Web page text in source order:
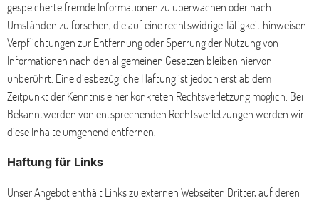
gespeicherte fremde Informationen zu überwachen oder nach
Umständen zu forschen, die auf eine rechtswidrige Tätigkeit hinweisen.
Verpflichtungen zur Entfernung oder Sperrung der Nutzung von
Informationen nach den allgemeinen Gesetzen bleiben hiervon
unberührt. Eine diesbezügliche Haftung ist jedoch erst ab dem
Zeitpunkt der Kenntnis einer konkreten Rechtsverletzung möglich. Bei
Bekanntwerden von entsprechenden Rechtsverletzungen werden wir
diese Inhalte umgehend entfernen.
Haftung für Links
Unser Angebot enthält Links zu externen Webseiten Dritter, auf deren